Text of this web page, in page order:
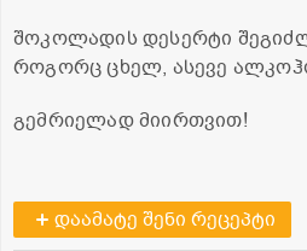
შოკოლადის დესერტი
როგორც ცხელ, ასევე
გემრიელად მიირთვით!
დაამატე შენი რეცეპტი